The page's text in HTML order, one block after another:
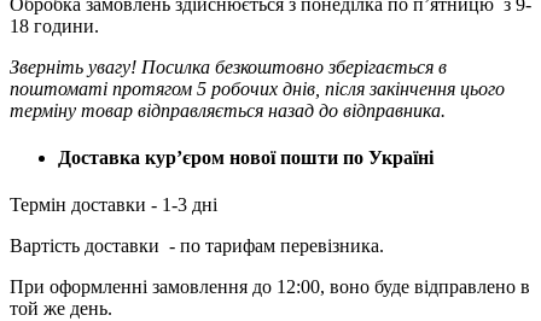
Обробка замовлень здійснюється з понеділка по п’ятницю з 9-
18 години.
Зверніть увагу! Посилка безкоштовно зберігається в
поштоматі протягом 5 робочих днів, після закінчення цього
терміну товар відправляється назад до відправника.
Доставка кур’єром нової пошти по Україні
Термін доставки - 1-3 дні
Вартість доставки - по тарифам перевізника.
При оформленні замовлення до 12:00, воно буде відправлено в
той же день.